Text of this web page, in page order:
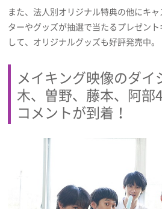
また、法人別オリジナル特典の他にキ
ターやグッズが抽選で当たるプレゼン
して、オリジナルグッズも好評発売中。
メイキング映像のダイ
木、曽野、藤本、阿部
コメントが到着！